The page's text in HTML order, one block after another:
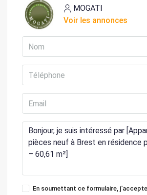
MOGATI
Voir les annonces
En soumettant ce formulaire,